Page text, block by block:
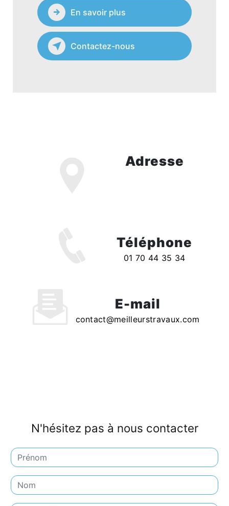
En savoir plus
Contactez-nous
Adresse
Téléphone
01 70 44 35 34
E-mail
contact@meilleurstravaux.com
N'hésitez pas à nous contacter